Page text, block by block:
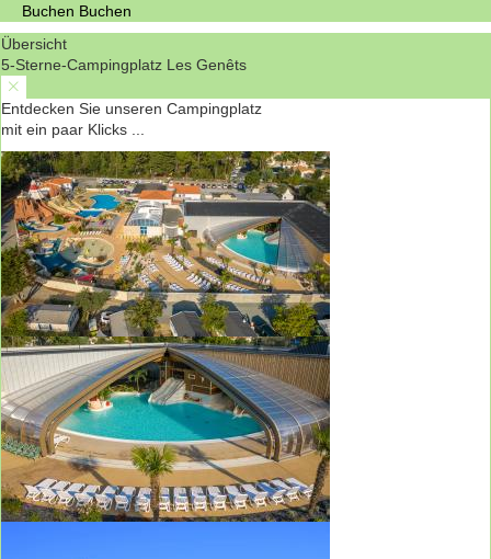
Buchen Buchen
Übersicht
5-Sterne-Campingplatz Les Genêts
Entdecken Sie unseren Campingplatz
mit ein paar Klicks ...